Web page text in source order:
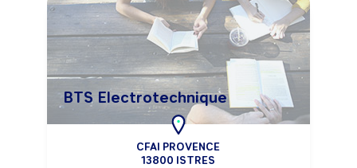
BTS Electrotechnique
CFAI PROVENCE
13800 ISTRES